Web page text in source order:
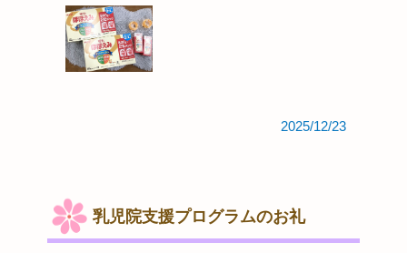
2025/12/23
乳児院支援プログラムのお礼